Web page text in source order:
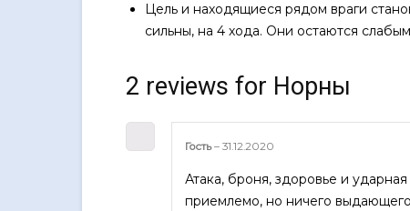
Цель и находящиеся рядом враги
сильны, на 4 хода. Они остаются
2 reviews for Норны
Гость– 31.12.2020
Атака, броня, здоровье и
приемлемо, но ничего